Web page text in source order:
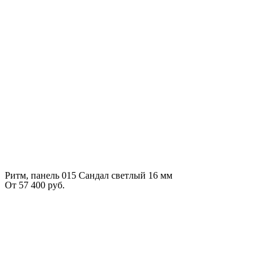
Ритм, панель 015 Сандал светлый 16 мм
От 57 400 руб.